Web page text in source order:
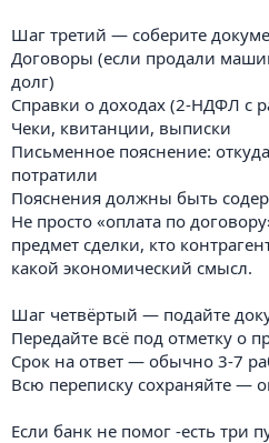
Шаг третий — соберите
Договоры (если продали
долг)
Справки о доходах (2-НДФЛ с
Чеки, квитанции, выписки
Письменное пояснение:
потратили
Пояснения должны быть
Не просто «оплата по
предмет сделки, кто
какой экономический смысл.
Шаг четвёртый — подайте
Передайте всё под отметку о
Срок на ответ — обычно 3-7
Всю переписку сохраняйте —
Если банк не помог -есть три